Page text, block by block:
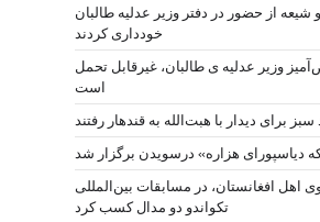
شیعه از حضور در دفتر وزیر عدلیه طالبان
خودداری کردند
وزیر عدلیه ی طالبان، ‏غیرقابل تحمل
است
برای دیدار با هبت‌الله به قندهار رفتند
دیاسپورای هزاره» درسویدن برگزار شد
اهل افغانستان، در مسابقات بین‌المللی
تکواندو دو مدال کسب کرد